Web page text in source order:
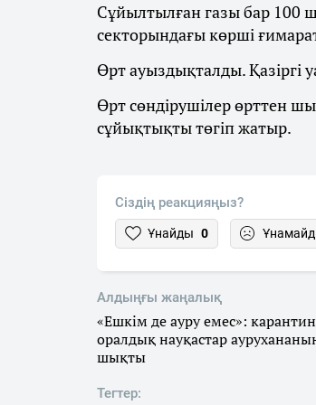
Сұйылтылған газы бар 100
секторындағы көрші
Өрт ауыздықталды. Қазіргі
Өрт сөндірушілер өрттен
сұйықтықты төгіп жатыр.
Сіздің реакцияңыз?
Ұнайды 0
Алдыңғы жаңалық
«Ешкім де ауру емес»:
оралдық науқастар
шықты
Тегтер: